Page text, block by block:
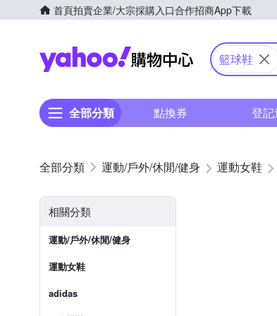
首頁拍賣企業/大宗採購入口合作招商App下載
Yahoo購物中心
籃球鞋
全部分類 點換券 登記
運動/戶外/休閒/健身 運動女鞋
相關分類
運動/戶外/休閒/健身
運動女鞋
adidas